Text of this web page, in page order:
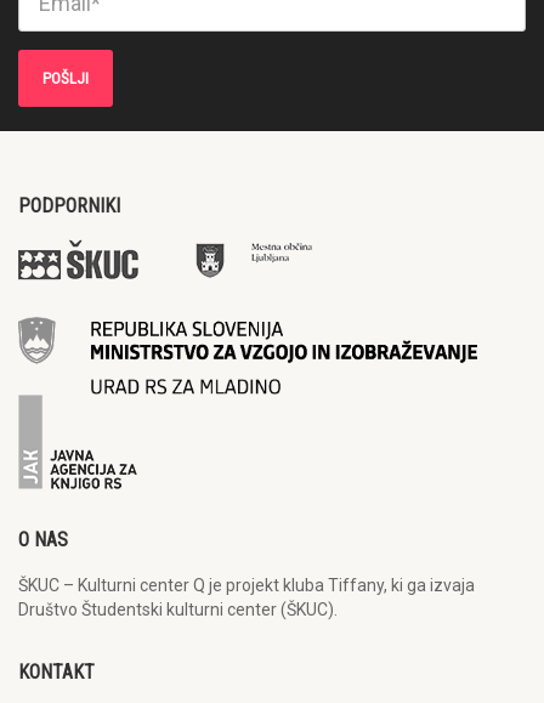
PODPORNIKI
O NAS
ŠKUC – Kulturni center Q je projekt kluba Tiffany, ki ga izvaja
Društvo Študentski kulturni center (ŠKUC).
KONTAKT